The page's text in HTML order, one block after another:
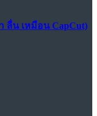
ลื่น เหมือน CapCut)